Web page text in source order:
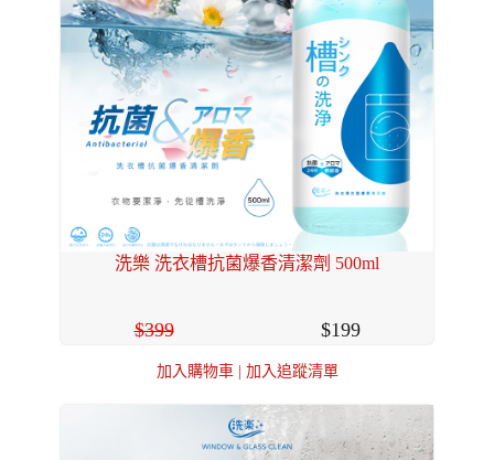
洗樂 洗衣槽抗菌爆香清潔劑 500ml
399 199
加入購物車 | 加入追蹤清單